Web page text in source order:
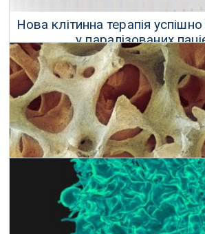
Нова клітинна терапія
у паралізованих
08 Жовтня 2017 р.
Нова методика дозволяє
11 Березня 2017 р.